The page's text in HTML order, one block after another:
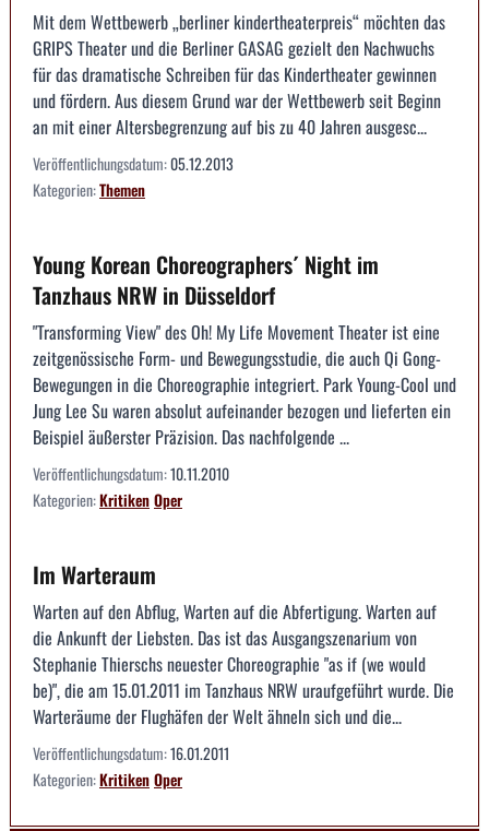
Mit dem Wettbewerb „berliner kindertheaterpreis“ möchten das
GRIPS Theater und die Berliner GASAG gezielt den Nachwuchs
für das dramatische Schreiben für das Kindertheater gewinnen
und fördern. Aus diesem Grund war der Wettbewerb seit Beginn
an mit einer Altersbegrenzung auf bis zu 40 Jahren ausgesc...
Veröffentlichungsdatum:05.12.2013
Kategorien:Themen
Young Korean Choreographers´ Night im
Tanzhaus NRW in Düsseldorf
"Transforming View" des Oh! My Life Movement Theater ist eine
zeitgenössische Form- und Bewegungsstudie, die auch Qi Gong-
Bewegungen in die Choreographie integriert. Park Young-Cool und
Jung Lee Su waren absolut aufeinander bezogen und lieferten ein
Beispiel äußerster Präzision. Das nachfolgende ...
Veröffentlichungsdatum:10.11.2010
Kategorien:KritikenOper
Im Warteraum
Warten auf den Abflug, Warten auf die Abfertigung. Warten auf
die Ankunft der Liebsten. Das ist das Ausgangszenarium von
Stephanie Thierschs neuester Choreographie "as if (we would
be)", die am 15.01.2011 im Tanzhaus NRW uraufgeführt wurde. Die
Warteräume der Flughäfen der Welt ähneln sich und die...
Veröffentlichungsdatum:16.01.2011
Kategorien:KritikenOper